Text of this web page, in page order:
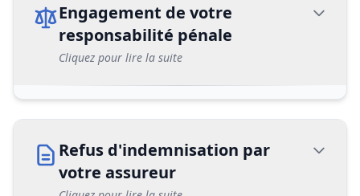
Engagement de votre
responsabilité pénale
Cliquez pour lire la suite
Refus d'indemnisation par
votre assureur